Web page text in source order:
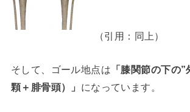
（引用：同上）
そして、ゴール地点は 「膝関節の下の
顆＋腓骨頭）」 になっています。